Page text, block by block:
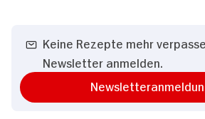
Keine Rezepte mehr
Newsletter anmelden.